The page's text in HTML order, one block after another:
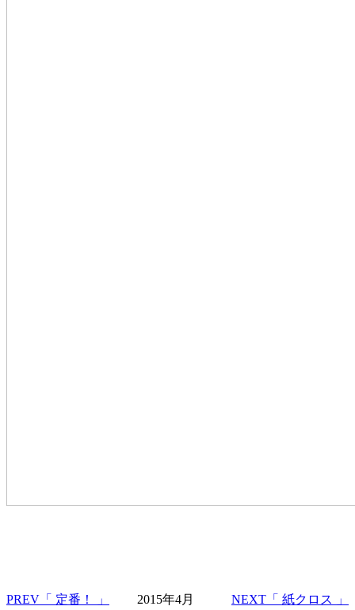
PREV 「 定番！ 」 NEXT 「 紙クロス 」
2015年4月